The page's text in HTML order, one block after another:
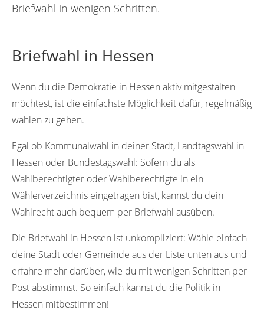
Briefwahl in wenigen Schritten.
Briefwahl in Hessen
Wenn du die Demokratie in Hessen aktiv mitgestalten
möchtest, ist die einfachste Möglichkeit dafür, regelmäßig
wählen zu gehen.
Egal ob Kommunalwahl in deiner Stadt, Landtagswahl in
Hessen oder Bundestagswahl: Sofern du als
Wahlberechtigter oder Wahlberechtigte in ein
Wählerverzeichnis eingetragen bist, kannst du dein
Wahlrecht auch bequem per Briefwahl ausüben.
Die Briefwahl in Hessen ist unkompliziert: Wähle einfach
deine Stadt oder Gemeinde aus der Liste unten aus und
erfahre mehr darüber, wie du mit wenigen Schritten per
Post abstimmst. So einfach kannst du die Politik in
Hessen mitbestimmen!